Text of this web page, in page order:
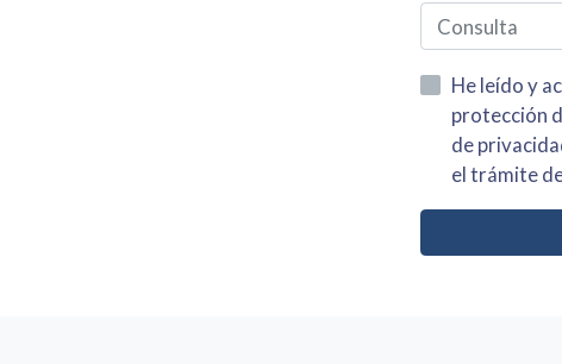
He leído y acepto la
protección de datos asi como el
de privacidad y acepto el tratamiento de mis
el trámite